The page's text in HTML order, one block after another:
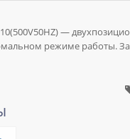
—
режиме работы.